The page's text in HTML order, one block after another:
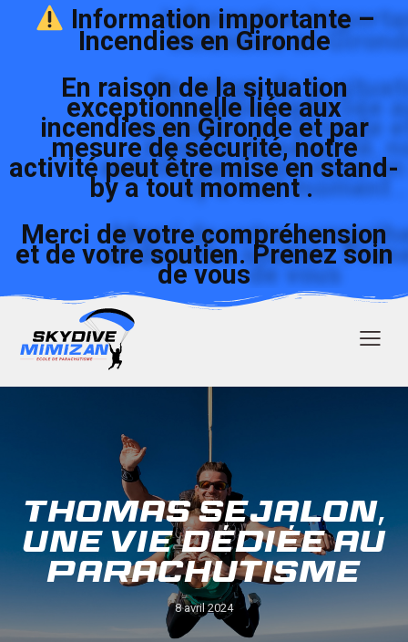
Information importante –
Incendies en Gironde
En raison de la situation
exceptionnelle liée aux
incendies en Gironde et par
mesure de sécurité, notre
activité peut être mise en stand-
by a tout moment .
Merci de votre compréhension
et de votre soutien. Prenez soin
de vous
Thomas Sejalon,
une vie dédiée au
parachutisme
8 avril 2024